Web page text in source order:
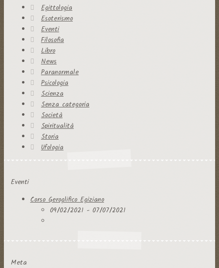
Egittologia
Esoterismo
Eventi
Filosofia
Libro
News
Paranormale
Psicologia
Scienza
Senza categoria
Società
Spiritualità
Storia
Ufologia
Eventi
Corso Geroglifico Egiziano
09/02/2021 - 07/07/2021
Meta